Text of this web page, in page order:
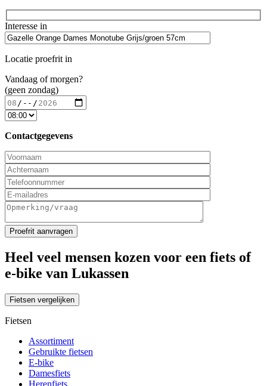
Interesse in
Locatie proefrit in
Vandaag of morgen?
(geen zondag)
Contactgegevens
Heel veel mensen kozen voor een fiets of
e-bike van Lukassen
Fietsen vergelijken
Fietsen
Assortiment
Gebruikte fietsen
E-bike
Damesfiets
Herenfiets